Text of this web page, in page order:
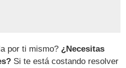
por ti mismo? ¿Necesitas
Si te está costando resolver